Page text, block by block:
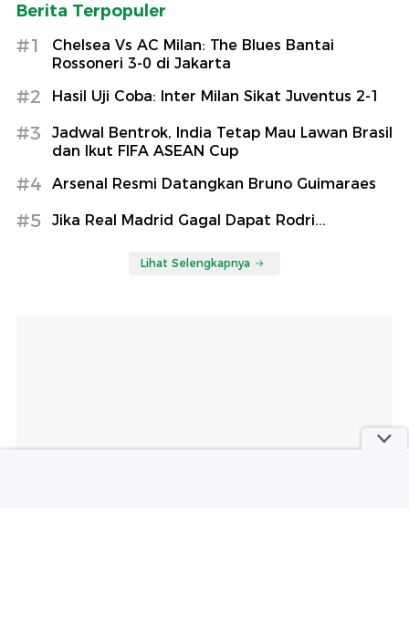
Berita Terpopuler
#1
Chelsea Vs AC Milan: The Blues Bantai
Rossoneri 3-0 di Jakarta
#2 Hasil Uji Coba: Inter Milan Sikat Juventus 2-1
#3
Jadwal Bentrok, India Tetap Mau Lawan Brasil
dan Ikut FIFA ASEAN Cup
#4 Arsenal Resmi Datangkan Bruno Guimaraes
#5 Jika Real Madrid Gagal Dapat Rodri...
Lihat Selengkapnya